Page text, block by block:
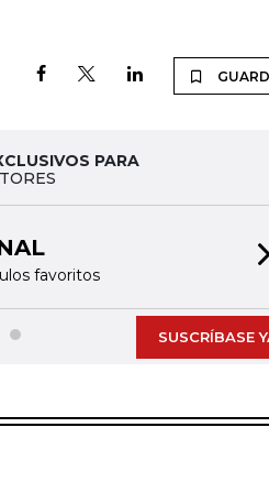
PARA
favoritos
SUSCRÍBASE